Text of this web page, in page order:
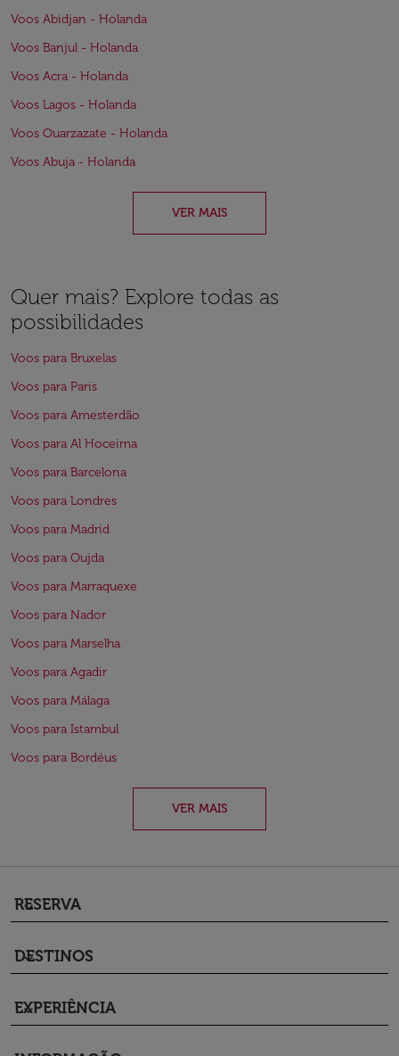
Voos Abidjan - Holanda
Voos Banjul - Holanda
Voos Acra - Holanda
Voos Lagos - Holanda
Voos Ouarzazate - Holanda
Voos Abuja - Holanda
VER MAIS
Quer mais? Explore todas as
possibilidades
Voos para Bruxelas
Voos para Paris
Voos para Amesterdão
Voos para Al Hoceima
Voos para Barcelona
Voos para Londres
Voos para Madrid
Voos para Oujda
Voos para Marraquexe
Voos para Nador
Voos para Marselha
Voos para Agadir
Voos para Málaga
Voos para Istambul
Voos para Bordéus
VER MAIS
RESERVA
keyboard_arrow_down
DESTINOS
keyboard_arrow_down
EXPERIÊNCIA
keyboard_arrow_down